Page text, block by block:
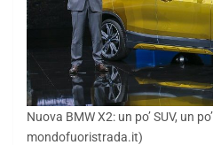
Nuova BMW X2: un po’ SUV, un
mondofuoristrada.it)